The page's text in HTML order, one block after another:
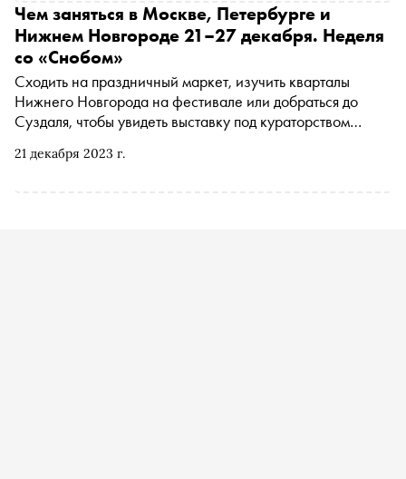
21 декабря 2023 г.
Чем заняться в Москве, Петербурге и
Нижнем Новгороде 21–27 декабря. Неделя
со «Снобом»
Сходить на праздничный маркет, изучить кварталы
Нижнего Новгорода на фестивале или добраться до
Суздаля, чтобы увидеть выставку под кураторством
куда сходить на ближайшей неделе